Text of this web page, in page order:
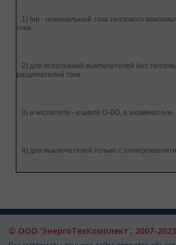
1) Iнр - номинальный тока теплового
тока
2) для исполнений выключателей без
расцепителей тока
3) в числителе - в цикле О-ВО, в
4) для выключателей только с
© ООО 'ЭнергоТехКомплект', 2007-